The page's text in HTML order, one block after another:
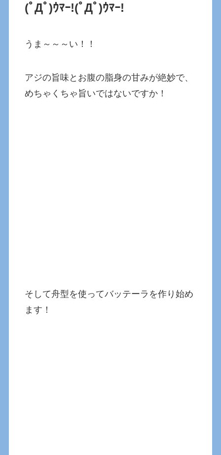
(ﾟДﾟ)ｳﾏｰ!(ﾟДﾟ)ｳﾏｰ!
うま～～～い！！
アジの旨味とお腹の脂身の甘みが絶妙で、
めちゃくちゃ旨いではないですか！
そして舟型を使ってバッテーラを作り始め
ます！